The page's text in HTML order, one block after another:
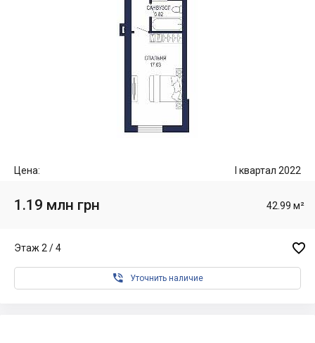
Цена: I квартал 2022
1.19 млн грн 42.99 м²
Этаж 2 / 4 
 Уточнить наличие